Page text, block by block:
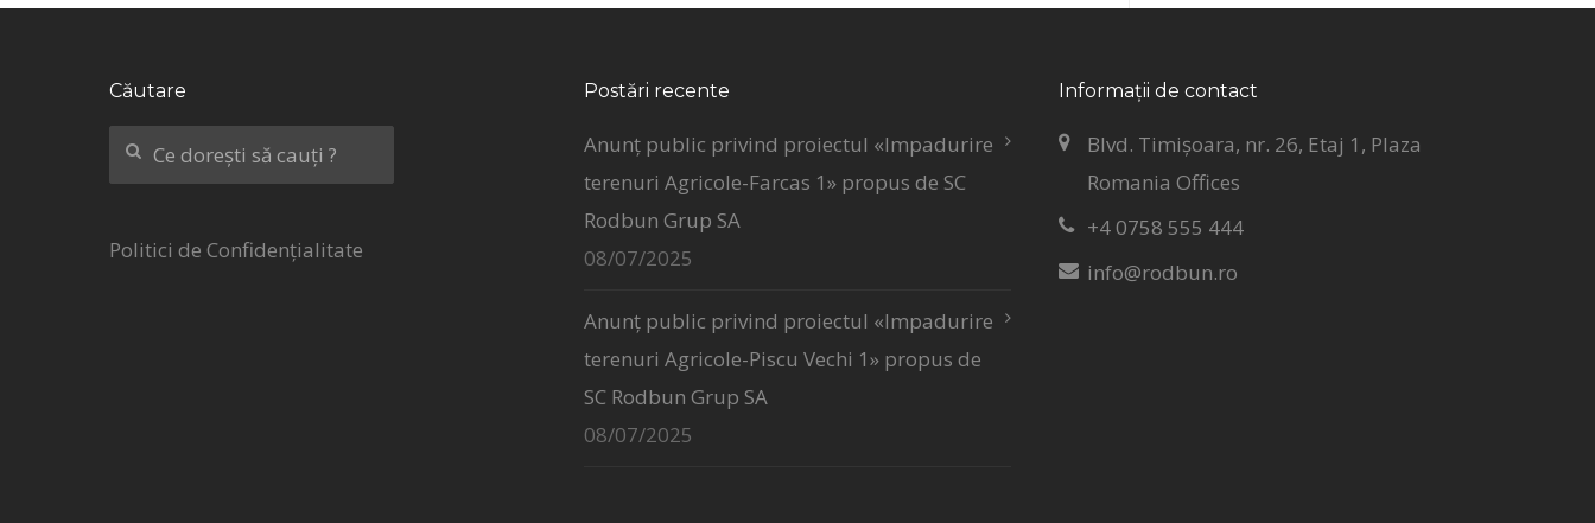
Căutare
Politici de Confidențialitate
Postări recente
Anunț public privind proiectul «Impadurire
terenuri Agricole-Farcas 1» propus de SC
Rodbun Grup SA
08/07/2025
Anunț public privind proiectul «Impadurire
terenuri Agricole-Piscu Vechi 1» propus de
SC Rodbun Grup SA
08/07/2025
Informații de contact
Blvd. Timișoara, nr. 26, Etaj 1, Plaza
Romania Offices
+4 0758 555 444
info@rodbun.ro